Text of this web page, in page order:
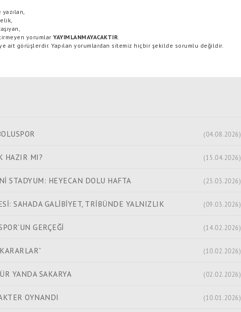
yorumlar YAYIMLANMAYACAKTIR.
ait görüşlerdir. Yapılan yorumlardan sitemiz hiçbir şekilde sorumlu değildir.
(04.08.2026)
HAZIR MI? (15.04.2026)
STADYUM: HEYECAN DOLU HAFTA (23.03.2026)
SAHADA GALİBİYET, TRİBÜNDE YALNIZLIK (09.03.2026)
GERÇEĞİ (14.02.2026)
(10.02.2026)
YANDA SAKARYA (02.02.2026)
OYNANDI (10.01.2026)